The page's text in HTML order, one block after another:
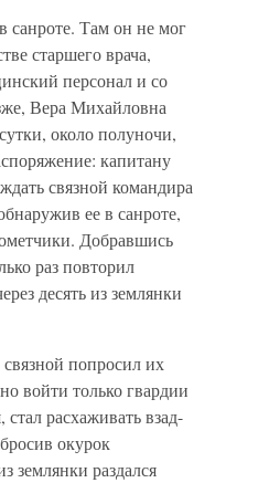
санроте. Там он не мог
старшего врача,
персонал и со
Вера Михайловна
около полуночи,
капитану
связной командира
ее в санроте,
Добравшись
раз повторил
десять из землянки
попросил их
войти только гвардии
расхаживать взад-
окурок
землянки раздался